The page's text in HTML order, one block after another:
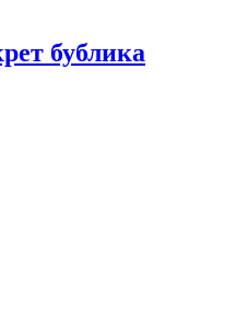
бублика